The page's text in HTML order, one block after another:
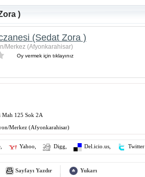
)
(Sedat Zora )
Merkez (Afyonkarahisar)
Oy vermek için tıklayınız
Mah 125 Sok 2A
Merkez (Afyonkarahisar)
Yahoo Digg Del.icio.us Twitter
Sayfayı Yazdır Yukarı